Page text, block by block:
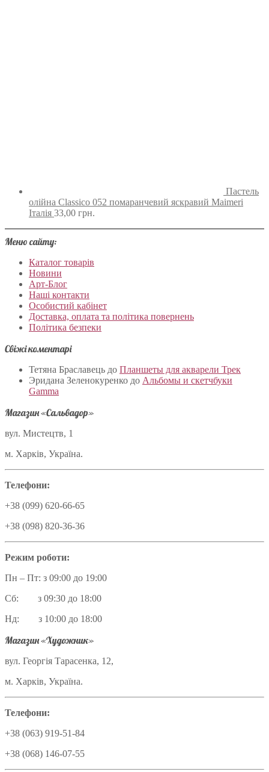
Пастель
олійна Classico 052 помаранчевий яскравий Maimeri
Італія 33,00 грн.
Меню сайту:
Каталог товарів
Новини
Арт-Блог
Наші контакти
Особистий кабінет
Доставка, оплата та політика повернень
Політика безпеки
Свіжі коментарі
Тетяна Браславець до Планшеты для акварели Трек
Эридана Зеленокуренко до Альбомы и скетчбуки
Gamma
Магазин «Сальвадор»
вул. Мистецтв, 1
м. Харків, Україна.
Телефони:
+38 (099) 620-66-65
+38 (098) 820-36-36
Режим роботи:
Пн – Пт: з 09:00 до 19:00
Сб: з 09:30 до 18:00
Нд: з 10:00 до 18:00
Магазин «Художник»
вул. Георгія Тарасенка, 12,
м. Харків, Україна.
Телефони:
+38 (063) 919-51-84
+38 (068) 146-07-55